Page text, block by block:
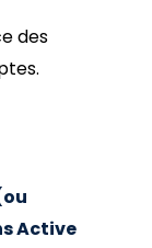
des
Active